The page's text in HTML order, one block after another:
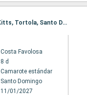
Itinerario : Santo Domingo, Philipsburg, Fort-de-France, Pointe a pitre (Guadalupe), St Kitts, Tortola, Santo Domingo
Costa Favolosa
8 d
Camarote estándar
Santo Domingo
11/01/2027